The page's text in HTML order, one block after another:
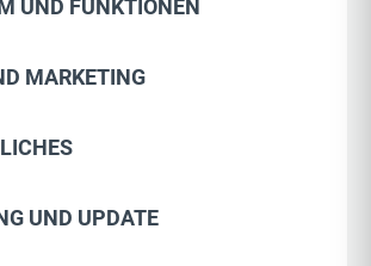
UND FUNKTIONEN
Mustertexte und Bilderwelten
MARKETING
UND UPDATE